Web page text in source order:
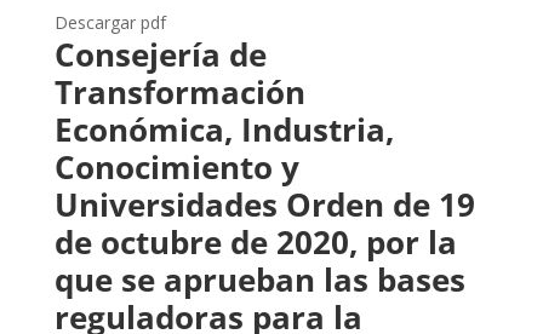
Descargar pdf
Consejería de
Transformación
Económica, Industria,
Conocimiento y
Universidades Orden de 19
de octubre de 2020, por la
que se aprueban las bases
reguladoras para la